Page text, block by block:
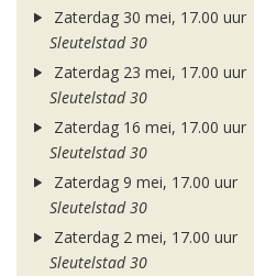
Zaterdag 30 mei, 17.00 uur
Sleutelstad 30
Zaterdag 23 mei, 17.00 uur
Sleutelstad 30
Zaterdag 16 mei, 17.00 uur
Sleutelstad 30
Zaterdag 9 mei, 17.00 uur
Sleutelstad 30
Zaterdag 2 mei, 17.00 uur
Sleutelstad 30